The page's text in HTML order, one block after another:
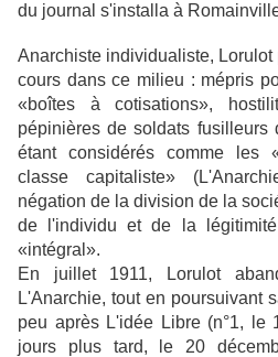
du journal s'installa à
Anarchiste individualiste,
cours dans ce milieu : mépris
«boîtes à cotisations»,
pépinières de soldats fusilleurs
étant considérés comme les
classe capitaliste»
négation de la division de la
de l'individu et de la
«intégral».
En juillet 1911, Lorulot
L'Anarchie, tout en poursuivant
peu après L'idée Libre (n°1, le
jours plus tard, le 20